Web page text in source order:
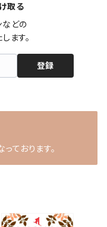
取る
などの
ます。
登録
ております。